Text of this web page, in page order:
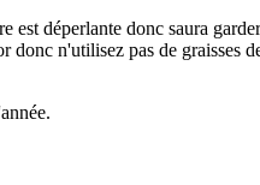
est déperlante donc saura
n'utilisez pas de graisses